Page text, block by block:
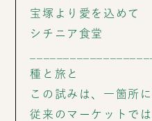
宝塚より愛を込めて
シチニア食堂
種と旅と
この試みは、一箇所
従来のマーケットでは